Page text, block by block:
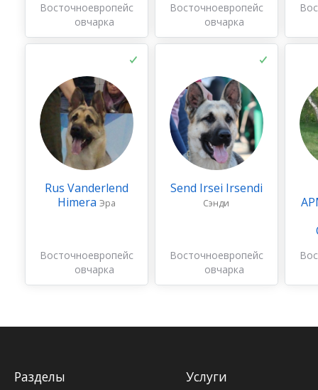
Восточноевропейская
овчарка
Восточноевропейская
овчарка
Rus Vanderlend
Himera Эра
Восточноевропейская
овчарка
Send Irsei Irsendi
Сэнди
Восточноевропейская
овчарка
Разделы Услуги